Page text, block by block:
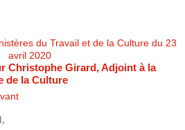
du Travail et de la Culture du 23
avril 2020
Christophe Girard, Adjoint à la
de la Culture